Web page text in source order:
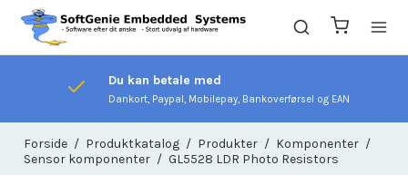
Du kan betale med
Dankort, Paypal, Mobilepay, Bankoverførsel og EAN
Forside / Produktkatalog / Produkter / Komponenter /
Sensor komponenter / GL5528 LDR Photo Resistors